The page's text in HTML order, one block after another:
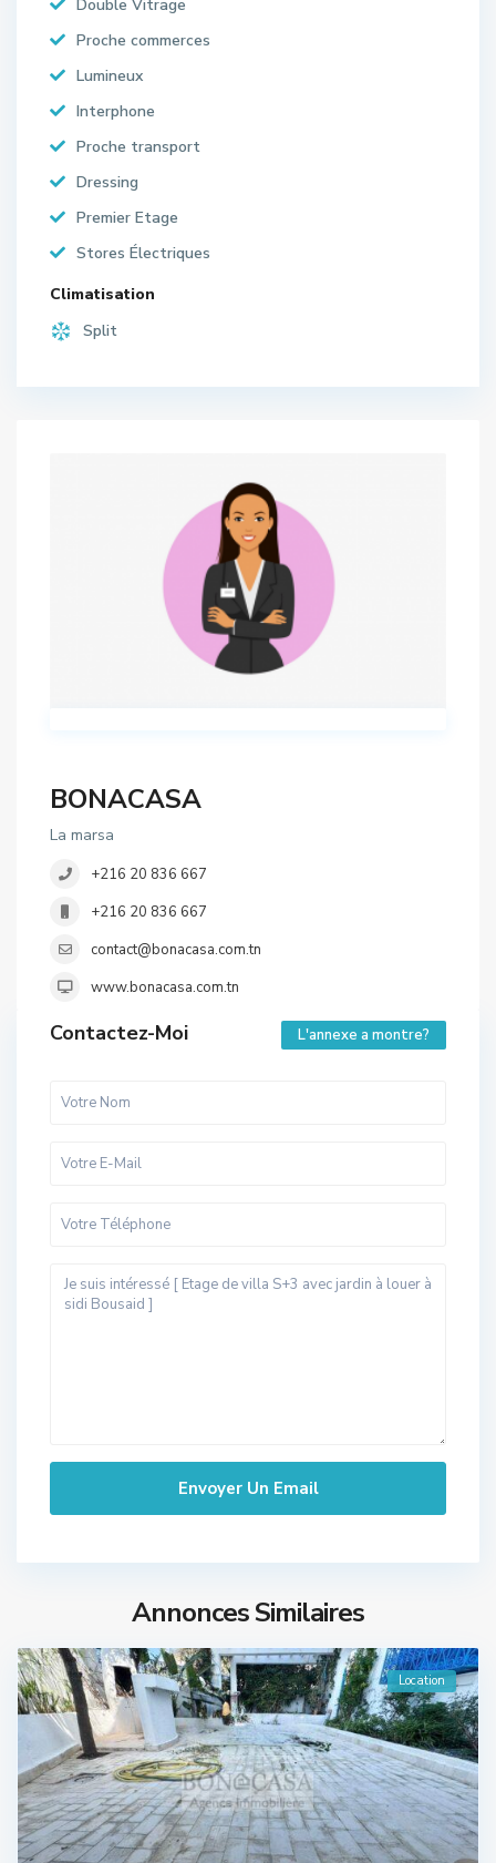
Double Vitrage
Proche commerces
Lumineux
Interphone
Proche transport
Dressing
Premier Etage
Stores Électriques
Climatisation
Split
BONACASA
La marsa
+216 20 836 667
+216 20 836 667
contact@bonacasa.com.tn
www.bonacasa.com.tn
Contactez-Moi L'annexe a montre?
Annonces Similaires
Location